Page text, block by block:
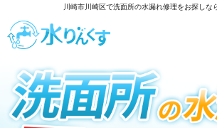
川崎市川崎区で洗面所の水漏れ修理をお探しな